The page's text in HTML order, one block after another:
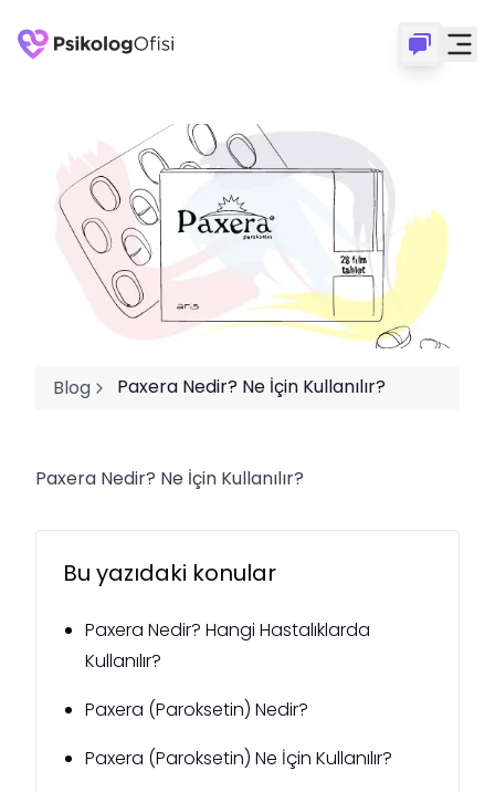
Blog Paxera Nedir? Ne İçin Kullanılır?
Paxera Nedir? Ne İçin Kullanılır?
Bu yazıdaki konular
Paxera Nedir? Hangi Hastalıklarda
Kullanılır?
Paxera (Paroksetin) Nedir?
Paxera (Paroksetin) Ne İçin Kullanılır?